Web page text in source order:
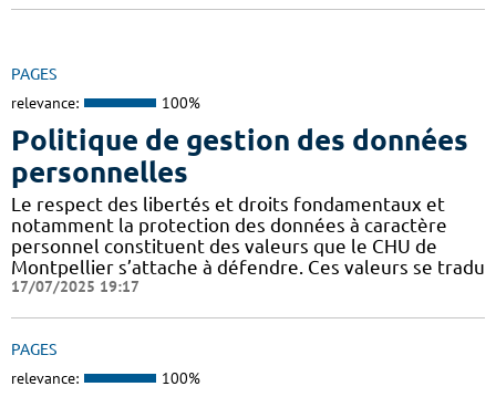
PAGES
relevance: 100%
Politique de gestion des données
personnelles
Le respect des libertés et droits fondamentaux et
notamment la protection des données à caractère
personnel constituent des valeurs que le CHU de
Montpellier s’attache à défendre. Ces valeurs se tradu
17/07/2025 19:17
PAGES
relevance: 100%